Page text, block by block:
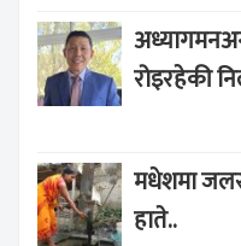
रोइरहेकी
मधेशमा
हाते..